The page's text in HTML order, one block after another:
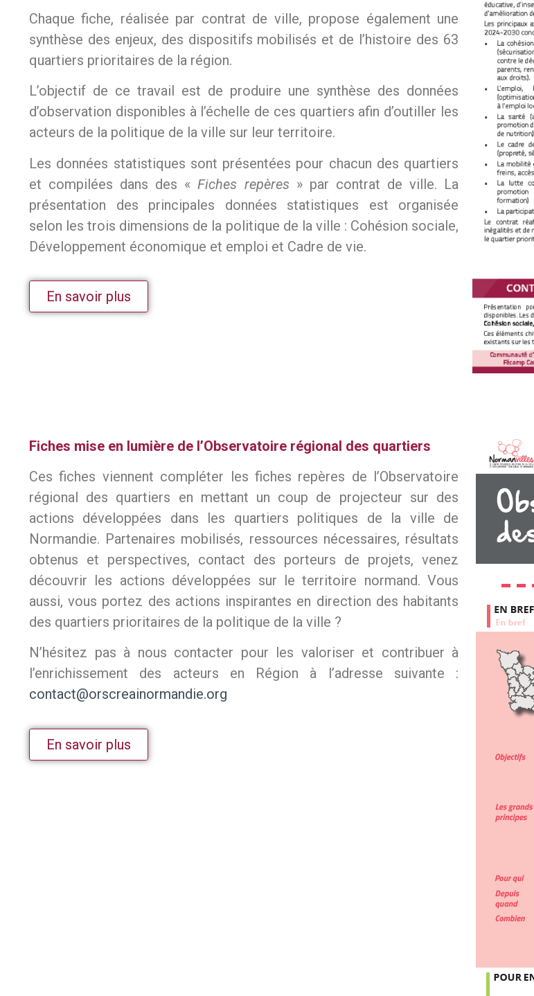
Chaque fiche, réalisée par contrat de ville, propose également une
synthèse des enjeux, des dispositifs mobilisés et de l’histoire des 63
quartiers prioritaires de la région.
L’objectif de ce travail est de produire une synthèse des données
d’observation disponibles à l’échelle de ces quartiers afin d’outiller les
acteurs de la politique de la ville sur leur territoire.
Les données statistiques sont présentées pour chacun des quartiers
et compilées dans des « Fiches repères » par contrat de ville. La
présentation des principales données statistiques est organisée
selon les trois dimensions de la politique de la ville : Cohésion sociale,
Développement économique et emploi et Cadre de vie.
En savoir plus
Fiches mise en lumière de l’Observatoire régional des quartiers
Ces fiches viennent compléter les fiches repères de l’Observatoire
régional des quartiers en mettant un coup de projecteur sur des
actions développées dans les quartiers politiques de la ville de
Normandie. Partenaires mobilisés, ressources nécessaires, résultats
obtenus et perspectives, contact des porteurs de projets, venez
découvrir les actions développées sur le territoire normand. Vous
aussi, vous portez des actions inspirantes en direction des habitants
des quartiers prioritaires de la politique de la ville ?
N’hésitez pas à nous contacter pour les valoriser et contribuer à
l’enrichissement des acteurs en Région à l’adresse suivante :
contact@orscreainormandie.org
En savoir plus